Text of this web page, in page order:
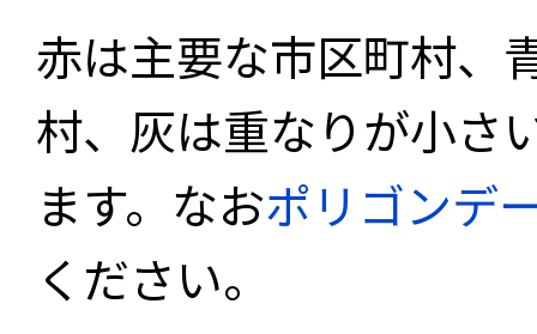
赤は主要な市区町村、
村、灰は重なりが小さ
ます。なおポリゴンデ
ください。